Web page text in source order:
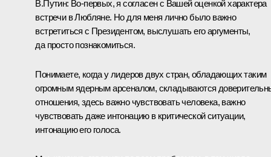
В.Путин: Во‑первых, я согласен с Вашей оценкой характера
встречи в Любляне. Но для меня лично было важно
встретиться с Президентом, выслушать его аргументы,
да просто познакомиться.
Понимаете, когда у лидеров двух стран, обладающих таким
огромным ядерным арсеналом, складываются
отношения, здесь важно чувствовать человека, важно
чувствовать даже интонацию в критической ситуации,
интонацию его голоса.